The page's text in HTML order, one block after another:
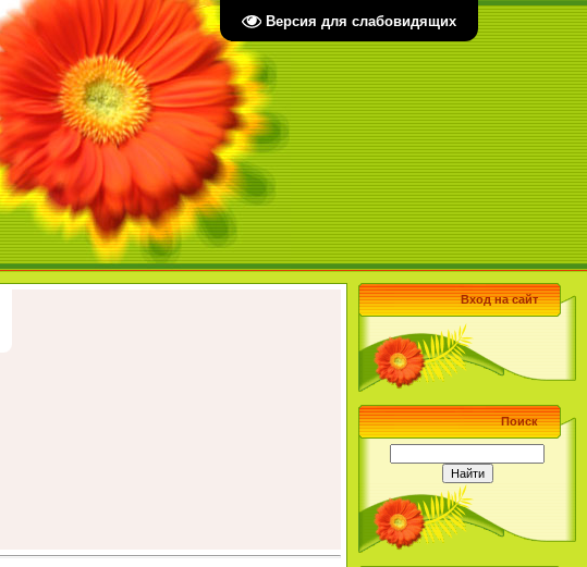
Версия для слабовидящих
Вход на сайт
Поиск